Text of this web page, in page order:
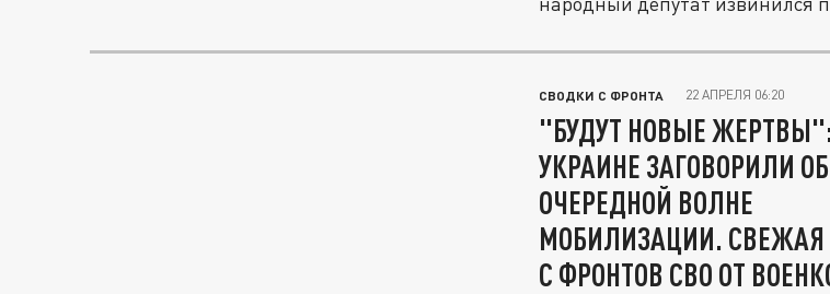
СВОДКИ С ФРОНТА 22 АПРЕЛЯ 06:20
"БУДУТ НОВЫЕ
УКРАИНЕ ЗАГОВОРИЛИ ОБ
ОЧЕРЕДНОЙ ВОЛНЕ
МОБИЛИЗАЦИИ. СВЕЖАЯ
С ФРОНТОВ СВО ОТ